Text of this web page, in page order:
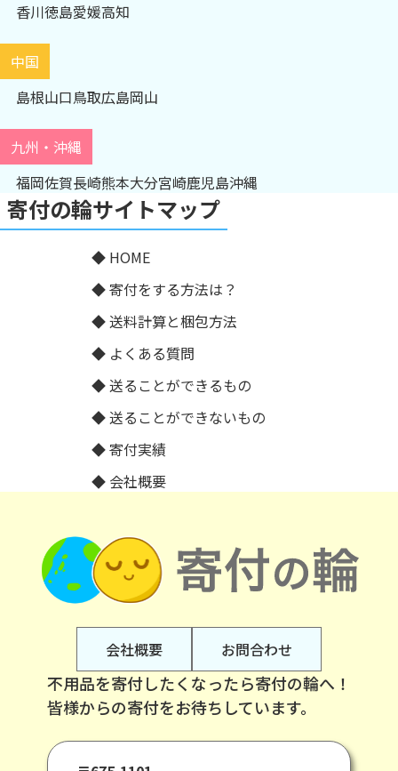
香川徳島愛媛高知
中国
島根山口鳥取広島岡山
九州・沖縄
福岡佐賀長崎熊本大分宮崎鹿児島沖縄
寄付の輪サイトマップ
HOME
寄付をする方法は？
送料計算と梱包方法
よくある質問
送ることができるもの
送ることができないもの
寄付実績
会社概要
会社概要 お問合わせ
不用品を寄付したくなったら寄付の輪へ！
皆様からの寄付をお待ちしています。